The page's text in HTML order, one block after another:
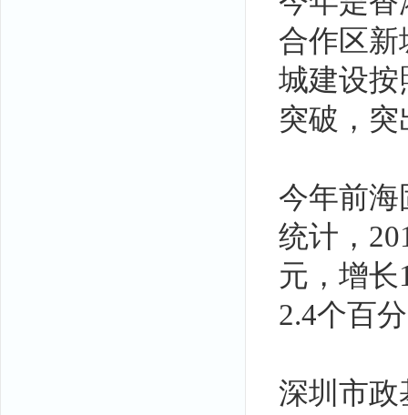
合作区新
城建设按
突破，
今年前海
统计，
元，增长
2.4个百
深圳市政